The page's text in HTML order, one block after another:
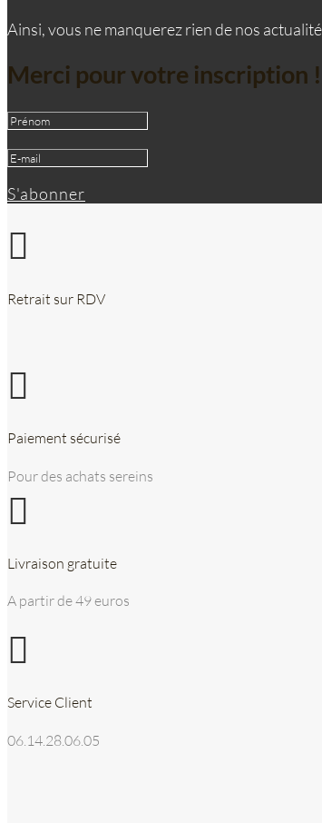
Ainsi, vous ne manquerez rien de nos
Merci pour votre inscription !
S'abonner

Retrait sur RDV

Paiement sécurisé
Pour des achats sereins

Livraison gratuite
A partir de 49 euros

Service Client
06.14.28.06.05